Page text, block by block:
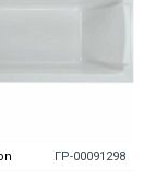
ГР-00091298